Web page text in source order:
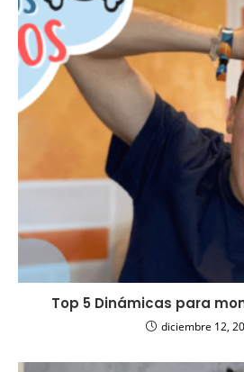
Top 5 Dinámicas para
diciembre 12,